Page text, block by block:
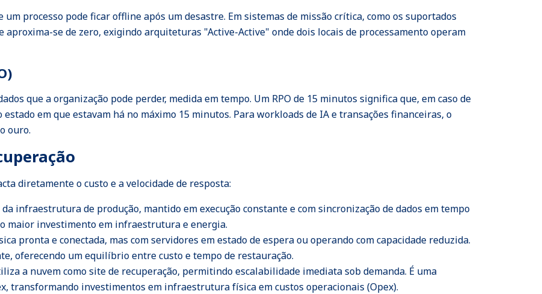
processo pode ficar offline após um desastre. Em sistemas de missão crítica, como os suportados
se de zero, exigindo arquiteturas "Active-Active" onde dois locais de processamento operam
que a organização pode perder, medida em tempo. Um RPO de 15 minutos significa que, em caso de
em que estavam há no máximo 15 minutos. Para workloads de IA e transações financeiras, o
ouro.
diretamente o custo e a velocidade de resposta:
infraestrutura de produção, mantido em execução constante e com sincronização de dados em tempo
maior investimento em infraestrutura e energia.
pronta e conectada, mas com servidores em estado de espera ou operando com capacidade reduzida.
oferecendo um equilíbrio entre custo e tempo de restauração.
a nuvem como site de recuperação, permitindo escalabilidade imediata sob demanda. É uma
transformando investimentos em infraestrutura física em custos operacionais (Opex).